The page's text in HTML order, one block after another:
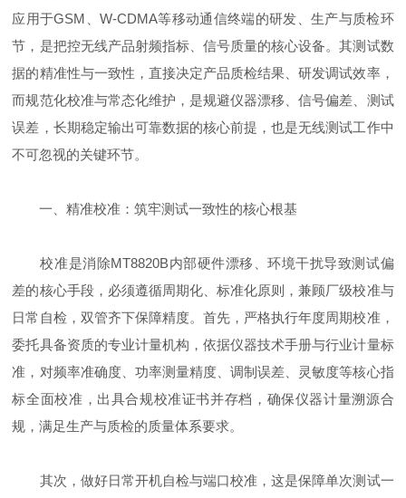
应用于GSM、W-CDMA等移动通信终端的研发、生产与质检环
节，是把控无线产品射频指标、信号质量的核心设备。其测试数
据的精准性与一致性，直接决定产品质检结果、研发调试效率，
而规范化校准与常态化维护，是规避仪器漂移、信号偏差、测试
误差，长期稳定输出可靠数据的核心前提，也是无线测试工作中
不可忽视的关键环节。
一、精准校准：筑牢测试一致性的核心根基
校准是消除MT8820B内部硬件漂移、环境干扰导致测试偏
差的核心手段，必须遵循周期化、标准化原则，兼顾厂级校准与
日常自检，双管齐下保障精度。首先，严格执行年度周期校准，
委托具备资质的专业计量机构，依据仪器技术手册与行业计量标
准，对频率准确度、功率测量精度、调制误差、灵敏度等核心指
标全面校准，出具合规校准证书并存档，确保仪器计量溯源合
规，满足生产与质检的质量体系要求。
其次，做好日常开机自检与端口校准，这是保障单次测试一